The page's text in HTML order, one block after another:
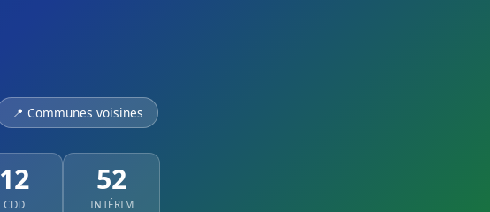
📍 Communes voisines
12
CDD
52
INTÉRIM